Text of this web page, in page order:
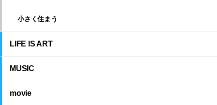
小さく住まう
LIFE IS ART
MUSIC
movie